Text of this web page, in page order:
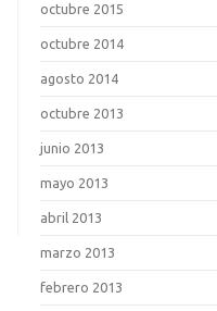
octubre 2015
octubre 2014
agosto 2014
octubre 2013
junio 2013
mayo 2013
abril 2013
marzo 2013
febrero 2013